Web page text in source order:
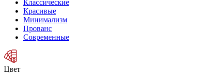
Классические
Красивые
Минимализм
Прованс
Современные
Цвет